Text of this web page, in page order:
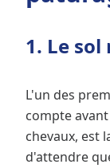
1. Le sol
L'un des
compte
chevaux, est
d'attendre